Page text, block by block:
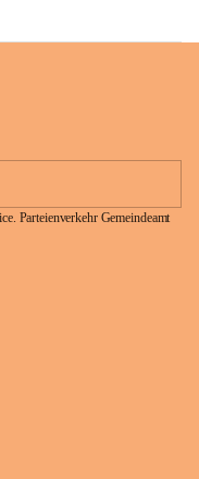
Parteienverkehr Gemeindeamt